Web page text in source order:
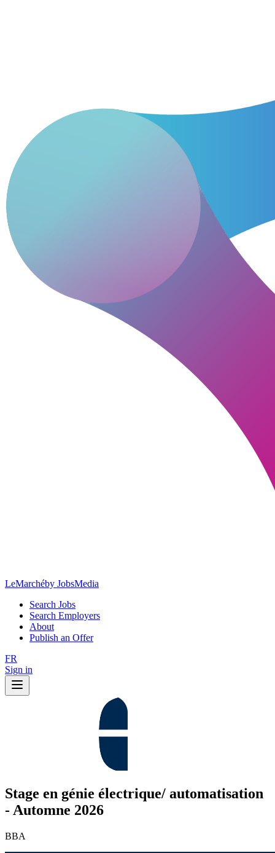
LeMarchéby JobsMedia
Search Jobs
Search Employers
About
Publish an Offer
FR
Sign in
Stage en génie électrique/ automatisation
- Automne 2026
BBA